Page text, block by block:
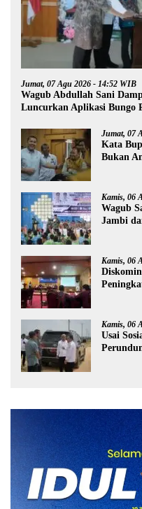
Jumat, 07 Agu 2026 - 14:52 WIB
Wagub Abdullah Sani
Luncurkan Aplikasi Bungo
Jumat, 07
Kata
Bukan
Kamis, 06
Wagub
Jambi
Kamis, 06
Kamis, 06
Usai